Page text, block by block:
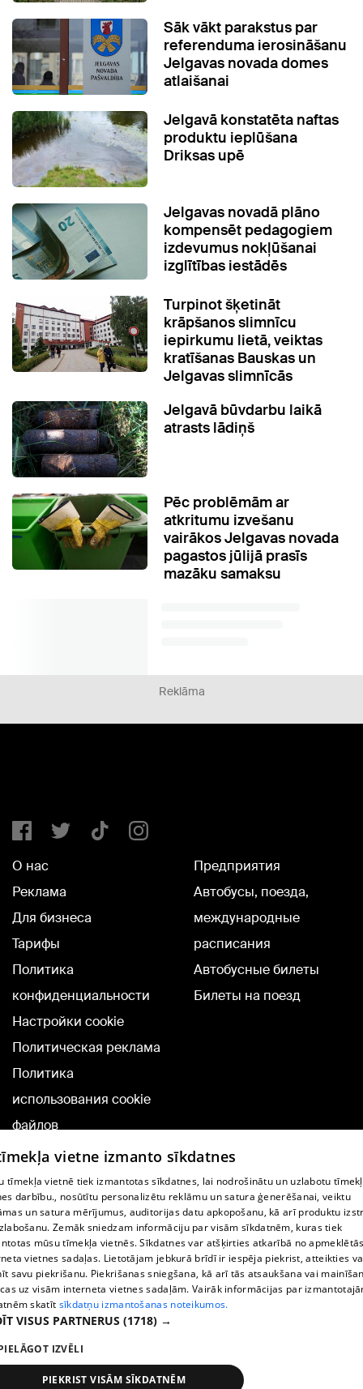
Sāk vākt parakstus par
referenduma ierosināšanu
Jelgavas novada domes
atlaišanai
Jelgavā konstatēta naftas
produktu ieplūšana
Driksas upē
Jelgavas novadā plāno
kompensēt pedagogiem
izdevumus nokļūšanai
izglītības iestādēs
Turpinot šķetināt
krāpšanos slimnīcu
iepirkumu lietā, veiktas
kratīšanas Bauskas un
Jelgavas slimnīcās
Jelgavā būvdarbu laikā
atrasts lādiņš
Pēc problēmām ar
atkritumu izvešanu
vairākos Jelgavas novada
pagastos jūlijā prasīs
mazāku samaksu
Reklāma
О нас
Реклама
Для бизнеса
Тарифы
Политика
конфиденциальности
Настройки cookie
Политическая реклама
Политика
использования cookie
файлов
Добавление
комментариев
Предприятия
Автобусы, поезда,
международные
расписания
Автобусные билеты
Билеты на поезд
TВ-программа
Условия договора
360 Ziņu kontakti
Helio Media
Служба помощи портала: э-почта -
All rights reserved.
vietne izmanto sīkdatnes
tīmekļa vietnē tiek izmantotas sīkdatnes, lai nodrošinātu un uzlabotu
darbību., nosūtītu personalizētu reklāmu un satura ģenerēšanai, veiktu
un satura mērījumus, auditorijas datu apkopošanu, kā arī produktu
Zemāk sniedzam informāciju par visām sīkdatnēm, kuras tiek
mūsu tīmekļa vietnēs. Sīkdatnes var atšķirties atkarībā no
vietnes sadaļas. Lietotājam jebkurā brīdī ir iespēja piekrist, atteikties
savu piekrišanu. Piekrišanas sniegšana, kā arī tās atsaukšana vai
uz visām interneta vietnes sadaļām. Vairāk informācijas par
skatīt sīkdatņu izmantošanas noteikumos.
VISUS PARTNERUS (1718) →
IZVĒLI
PIEKRIST VISĀM SĪKDATNĒM